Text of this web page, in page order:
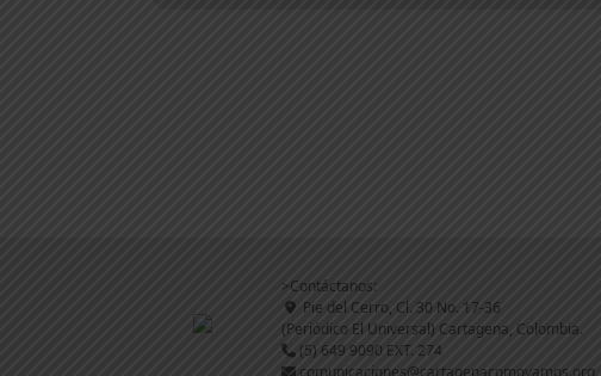
>Contáctanos:
Pie del Cerro, Cl. 30 No. 17-36
(Periódico El Universal) Cartagena, Colombia.
(5) 649 9090 EXT. 274
comunicaciones@cartagenacomovamos.org